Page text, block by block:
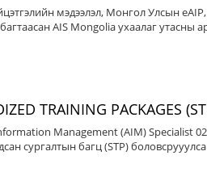
мэдээлэл, Монгол Улсын
AIS Mongolia ухаалаг утасны
TRAINING PACKAGES
Management (AIM) Specialist
сургалтын багц (STP)